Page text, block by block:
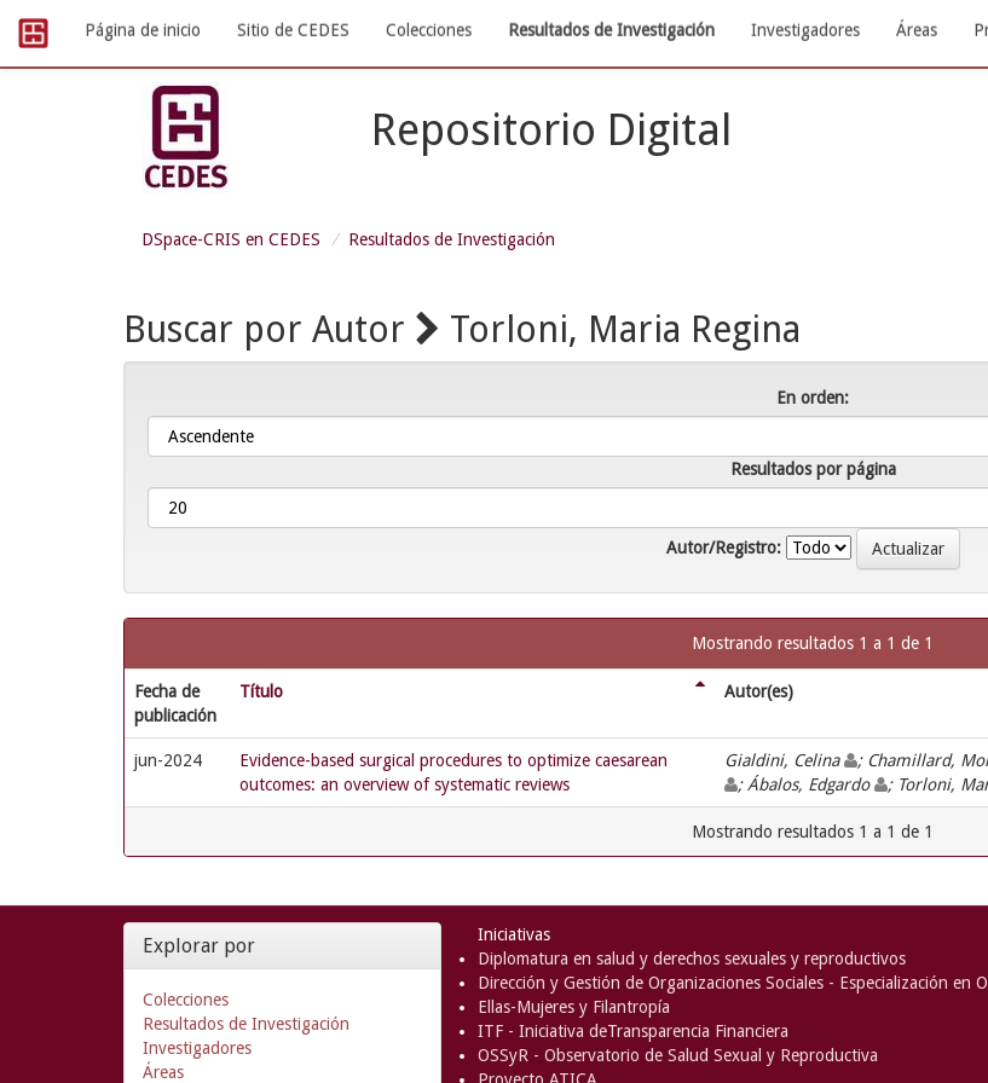
navigation
Página de inicio Sitio de CEDES Colecciones Resultados de Investigación Investigadores Áreas
Repositorio Digital
DSpace-CRIS en CEDES Resultados de Investigación
Buscar por Autor Torloni, Maria Regina
En orden:
Resultados por página
Autor/Registro:
Mostrando resultados 1 a 1 de 1
Fecha de
publicación
Título Autor(es)
jun-2024
Evidence-based surgical procedures to optimize caesarean
outcomes: an overview of systematic reviews
Gialdini, Celina ; Chamillard,
; Ábalos, Edgardo
; Torloni,
Mostrando resultados 1 a 1 de 1
Explorar por
Colecciones
Resultados de Investigación
Investigadores
Áreas
Iniciativas
Diplomatura en salud y derechos sexuales y reproductivos
Dirección y Gestión de Organizaciones Sociales - Especialización en
Ellas-Mujeres y Filantropía
ITF - Iniciativa deTransparencia Financiera
OSSyR - Observatorio de Salud Sexual y Reproductiva